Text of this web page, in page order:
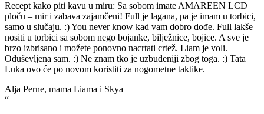
Recept kako piti kavu u miru: Sa sobom imate AMAREEN LCD
ploču – mir i zabava zajamčeni! Full je lagana, pa je imam u torbici,
samo u slučaju. :) You never know kad vam dobro dođe. Full lakše
nositi u torbici sa sobom nego bojanke, bilježnice, bojice. A sve je
brzo izbrisano i možete ponovno nacrtati crtež. Liam je voli.
Oduševljena sam. :) Ne znam tko je uzbuđeniji zbog toga. :) Tata
Luka ovo će po novom koristiti za nogometne taktike.
Alja Perne, mama Liama i Skya
“